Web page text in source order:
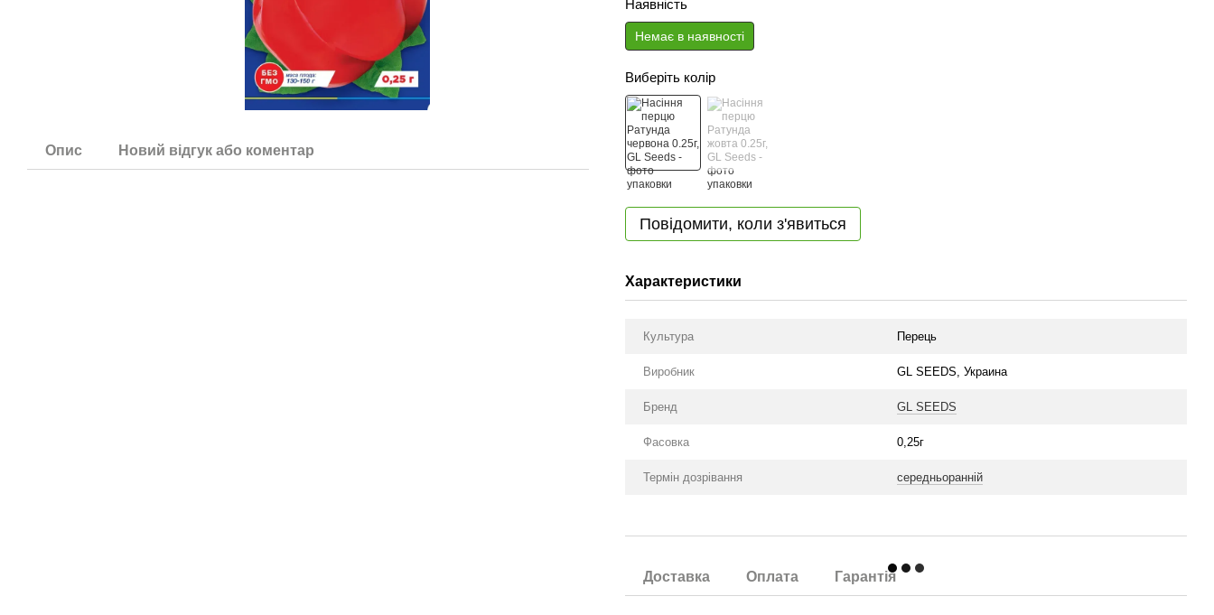
Опис Новий відгук або коментар
Наявність
Немає в наявності
Виберіть колір
Повідомити, коли з'явиться
Характеристики
Культура Перець
Виробник GL SEEDS, Украина
Бренд GL SEEDS
Фасовка 0,25г
Термін дозрівання середньоранній
Доставка Оплата Гарантія